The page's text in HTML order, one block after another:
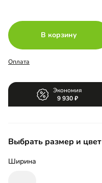
В корзину
Оплата
Экономия
9 930
Выбрать размер и цвет
Ширина